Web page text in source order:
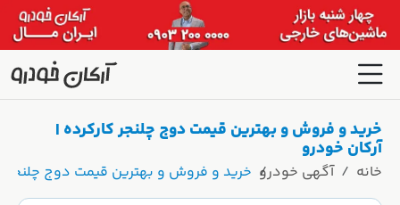
خرید و فروش و بهترین قیمت دوج چلنجر کارکرده |
آرکان خودرو
خانه آگهی خودرو خرید و فروش و بهترین قیمت دوج چلنجر